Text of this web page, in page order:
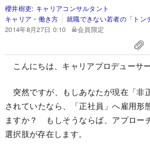
櫻井樹吏: キャリアコンサルタント
キャリア・働き方
就職できない若者の「トン
2014年8月27日 0:10
会員限定
こんにちは、キャリアプロデューサ
突然ですが、もしあなたが現在「非
されていたなら、「正社員」へ雇用形
ますか？ もしそうならば、アプロー
選択肢が存在します。